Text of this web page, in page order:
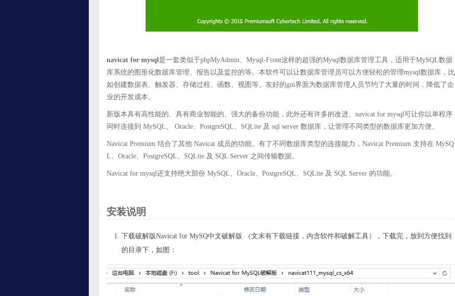
navicat for mysql是一套类似于phpMyAdmin、Mysql-Front这样的超强的Mysql数据库管理工具，适用于MySQL数据
库系统的图形化数据库管理、报告以及监控的等。本软件可以让数据库管理员可以方便轻松的管理mysql数据库，比
如创建数据表、触发器、存储过程、函数、视图等。友好的gui界面为数据库管理人员节约了大量的时间，降低了企
业的开发成本。
新版本具有高性能的、具有商业智能的、强大的备份功能，此外还有许多的改进。navicat for mysql可让你以单程序
同时连接到 MySQL、 Oracle、PostgreSQL、SQLite 及 sql server 数据库，让管理不同类型的数据库更加方便。
Navicat Premium 结合了其他 Navicat 成员的功能。有了不同数据库类型的连接能力，Navicat Premium 支持在 MySQ
L、Oracle、PostgreSQL、SQLite 及 SQL Server 之间传输数据。
Navicat for mysql还支持绝大部份 MySQL、Oracle、PostgreSQL、SQLite 及 SQL Server 的功能。
安装说明
下载破解版Navicat for MySQ中文破解版 （文末有下载链接，内含软件和破解工具），下载完，放到方便找到
的目录下，如图：